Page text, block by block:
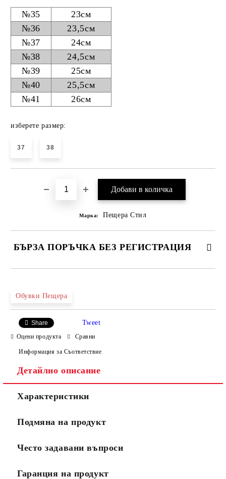
№35
23см
№36
23,5см
№37
24см
№38
24,5см
№39
25см
№40
25,5см
№41
26см
изберете размер:
37 38
Марка: Пещера Стил
БЪРЗА ПОРЪЧКА БЕЗ РЕГИСТРАЦИЯ
Ние ще се свържем с вас в рамките на работния ден.
Обувки Пещера
Share Tweet
Оцени продукта Сравни
Информация за Съответствие
Детайлно описание
Характеристики
Подмяна на продукт
Често задавани въпроси
Гаранция на продукт